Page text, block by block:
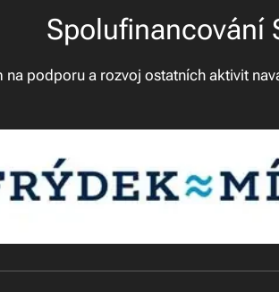
Spolufinancování
na podporu a rozvoj ostatních aktivit